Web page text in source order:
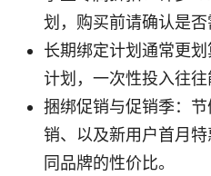
划，购买前请确认是否
长期绑定计划通常更
计划，一次性投入往往
捆绑促销与促销季：
销、以及新用户首月
同品牌的性价比。